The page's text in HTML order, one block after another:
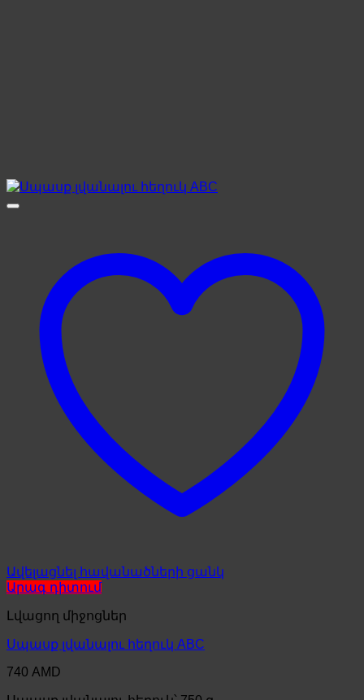
Ավելացնել հավանածների ցանկ
Արագ դիտում
Լվացող միջոցներ
Սպասք լվանալու հեղուկ ABC
740 AMD